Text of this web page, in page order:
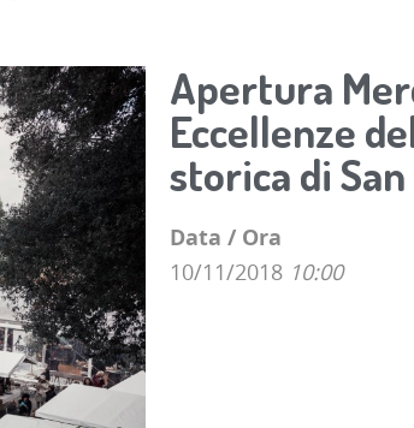
Apertura
Eccellenze
storica di San
Data / Ora
10/11/2018 10:00